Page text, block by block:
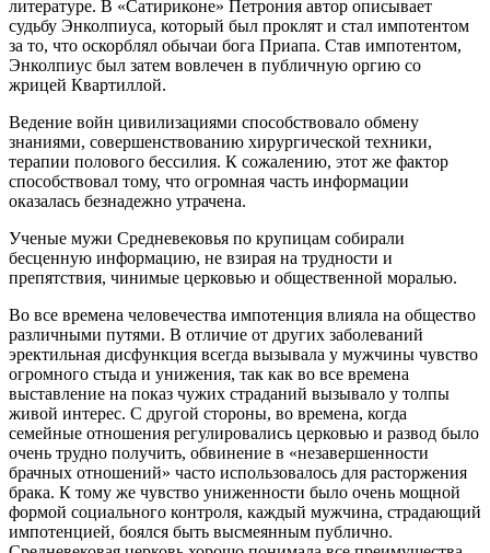
литературе. В «Сатириконе» Петрония автор описывает
судьбу Энколпиуса, который был проклят и стал импотентом
за то, что оскорблял обычаи бога Приапа. Став импотентом,
Энколпиус был затем вовлечен в публичную оргию со
жрицей Квартиллой.
Ведение войн цивилизациями способствовало обмену
знаниями, совершенствованию хирургической техники,
терапии полового бессилия. К сожалению, этот же фактор
способствовал тому, что огромная часть информации
оказалась безнадежно утрачена.
Ученые мужи Средневековья по крупицам собирали
бесценную информацию, не взирая на трудности и
препятствия, чинимые церковью и общественной моралью.
Во все времена человечества импотенция влияла на общество
различными путями. В отличие от других заболеваний
эректильная дисфункция всегда вызывала у мужчины чувство
огромного стыда и унижения, так как во все времена
выставление на показ чужих страданий вызывало у толпы
живой интерес. С другой стороны, во времена, когда
семейные отношения регулировались церковью и развод было
очень трудно получить, обвинение в «незавершенности
брачных отношений» часто использовалось для расторжения
брака. К тому же чувство униженности было очень мощной
формой социального контроля, каждый мужчина, страдающий
импотенцией, боялся быть высмеянным публично.